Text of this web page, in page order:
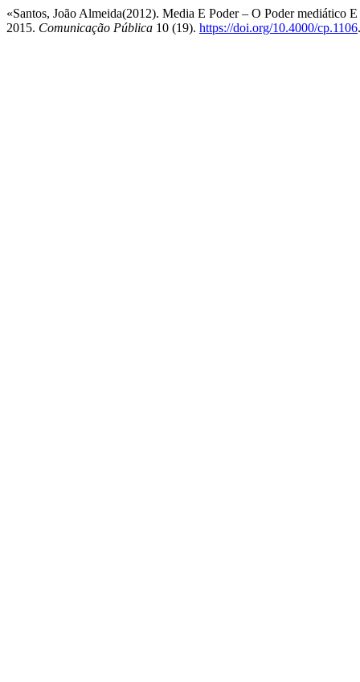
«Santos, João Almeida(2012). Media E Poder – O Poder mediático
2015. Comunicação Pública 10 (19). https://doi.org/10.4000/cp.1106.